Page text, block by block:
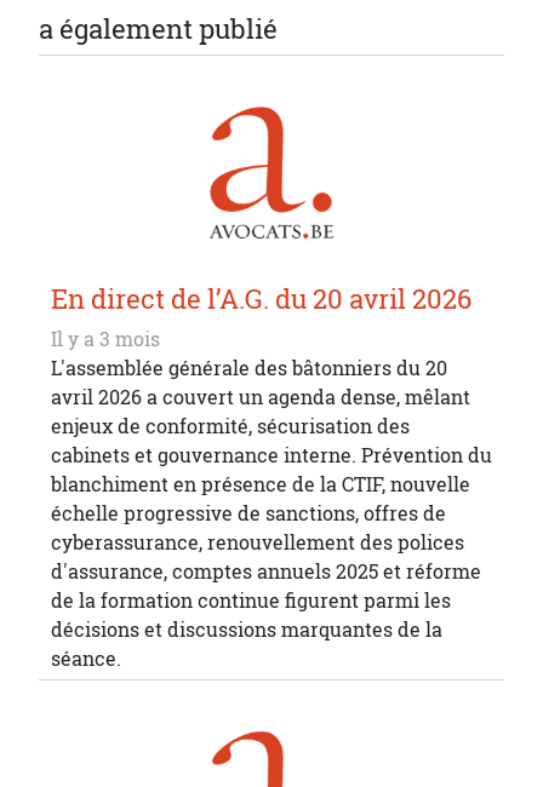
a également publié
En direct de l’A.G. du 20 avril 2026
Il y a 3 mois
L'assemblée générale des bâtonniers du 20
avril 2026 a couvert un agenda dense, mêlant
enjeux de conformité, sécurisation des
cabinets et gouvernance interne. Prévention du
blanchiment en présence de la CTIF, nouvelle
échelle progressive de sanctions, offres de
cyberassurance, renouvellement des polices
d'assurance, comptes annuels 2025 et réforme
de la formation continue figurent parmi les
décisions et discussions marquantes de la
séance.